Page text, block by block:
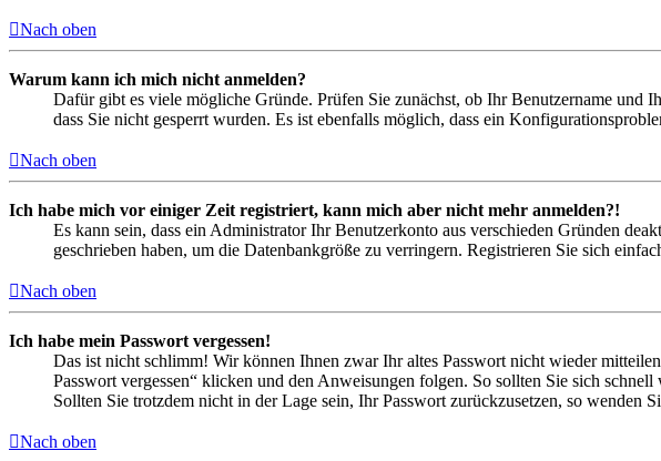
Nach oben
Warum kann ich mich nicht anmelden?
Dafür gibt es viele mögliche Gründe. Prüfen Sie zunächst, ob Ihr Benutzername und
dass Sie nicht gesperrt wurden. Es ist ebenfalls möglich, dass ein
Nach oben
Ich habe mich vor einiger Zeit registriert, kann mich aber nicht mehr anmelden?!
Es kann sein, dass ein Administrator Ihr Benutzerkonto aus verschieden Gründen
geschrieben haben, um die Datenbankgröße zu verringern. Registrieren Sie sich
Nach oben
Ich habe mein Passwort vergessen!
Das ist nicht schlimm! Wir können Ihnen zwar Ihr altes Passwort nicht wieder
Passwort vergessen“ klicken und den Anweisungen folgen. So sollten Sie sich schnell
Sollten Sie trotzdem nicht in der Lage sein, Ihr Passwort zurückzusetzen, so wenden
Nach oben